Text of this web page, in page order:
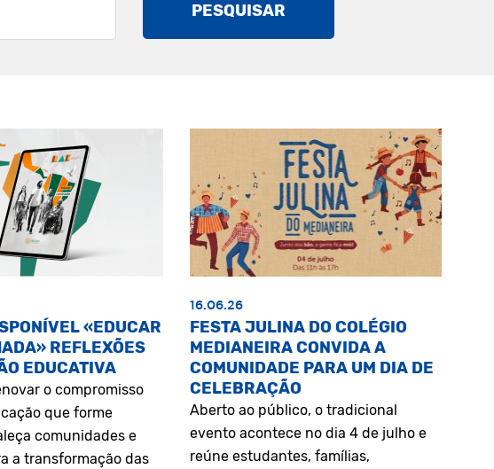
PESQUISAR
«EDUCAR
REFLEXÕES
EDUCATIVA
o compromisso
que forme
comunidades e
a transformação das
16.06.26
FESTA JULINA DO COLÉGIO
MEDIANEIRA CONVIDA A
COMUNIDADE PARA UM DIA DE
CELEBRAÇÃO
Aberto ao público, o tradicional
evento acontece no dia 4 de julho e
reúne estudantes, famílias,